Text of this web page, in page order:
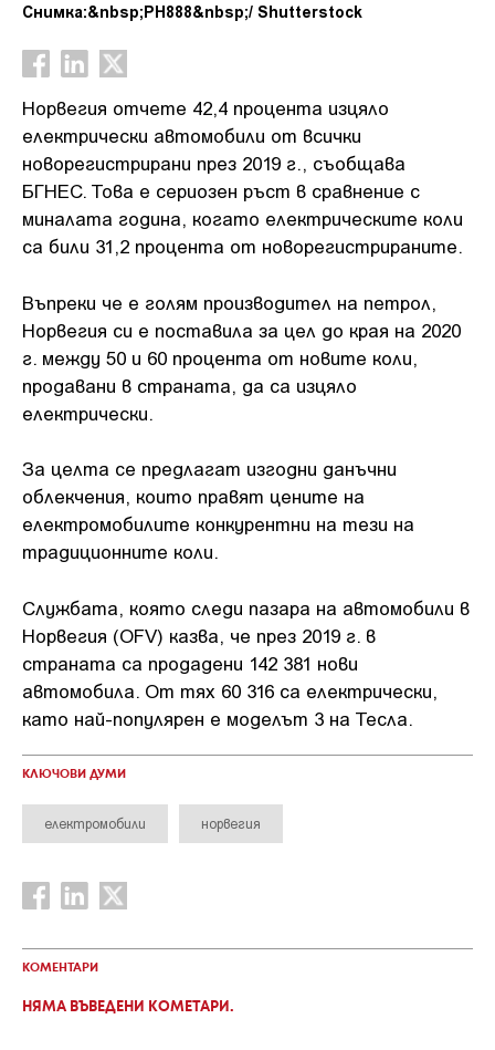
Снимка:&nbsp;PH888&nbsp;/ Shutterstock
Норвегия отчете 42,4 процента изцяло
електрически автомобили от всички
новорегистрирани през 2019 г., съобщава
БГНЕС. Това е сериозен ръст в сравнение с
миналата година, когато електрическите коли
са били 31,2 процента от новорегистрираните.
Въпреки че е голям производител на петрол,
Норвегия си е поставила за цел до края на 2020
г. между 50 и 60 процента от новите коли,
продавани в страната, да са изцяло
електрически.
За целта се предлагат изгодни данъчни
облекчения, които правят цените на
електромобилите конкурентни на тези на
традиционните коли.
Службата, която следи пазара на автомобили в
Норвегия (OFV) казва, че през 2019 г. в
страната са продадени 142 381 нови
автомобила. От тях 60 316 са електрически,
като най-популярен е моделът 3 на Тесла.
КЛЮЧОВИ ДУМИ
електромобили норвегия
КОМЕНТАРИ
НЯМА ВЪВЕДЕНИ КОМЕТАРИ.